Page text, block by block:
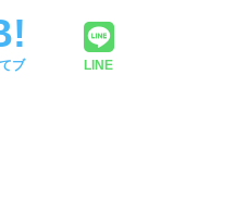
ブ LINE